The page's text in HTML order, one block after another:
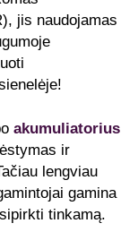
jis naudojamas
akumuliatorius
ir
lengviau
gamina
tinkamą.